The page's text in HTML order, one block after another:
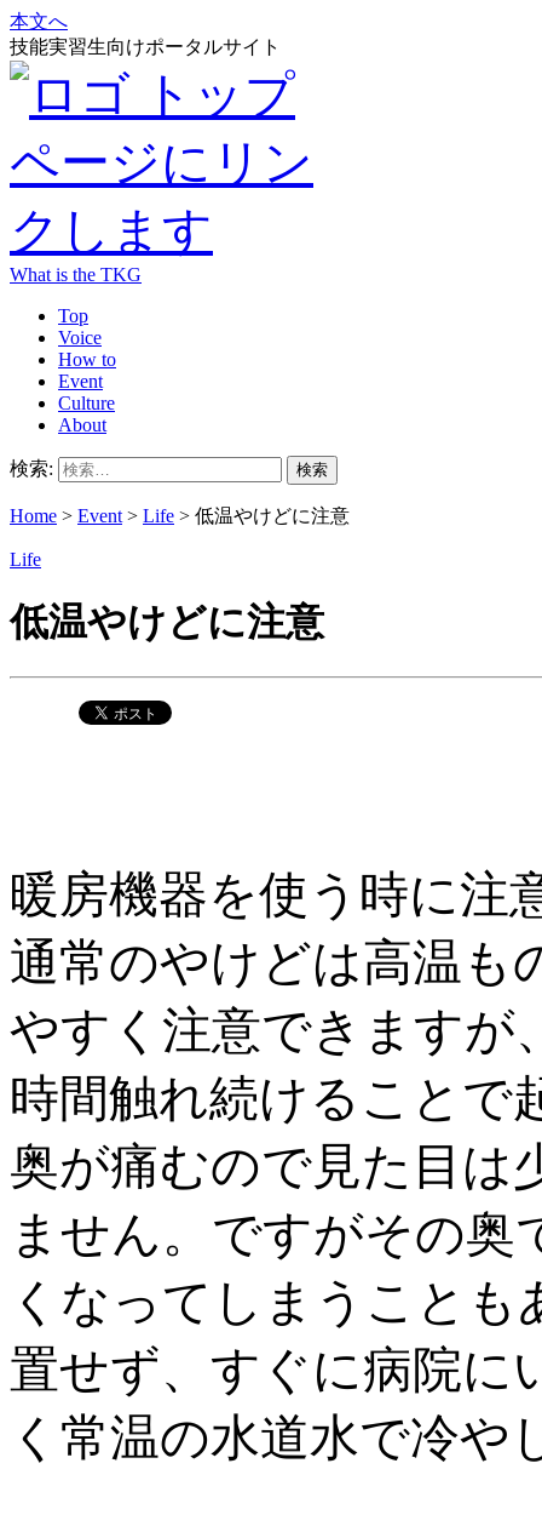
本文へ
技能実習生向けポータルサイト
What is the TKG
Top
Voice
How to
Event
Culture
About
検索:
Home > Event > Life > 低温やけどに注意
Life
低温やけどに注意
暖房機器を使う時に注
通常のやけどは高温も
やすく注意できます
時間触れ続けることで
奥が痛むので見た目は
ません。ですがその奥
くなってしまうこと
置せず、すぐに病院に
く常温の水道水で冷や